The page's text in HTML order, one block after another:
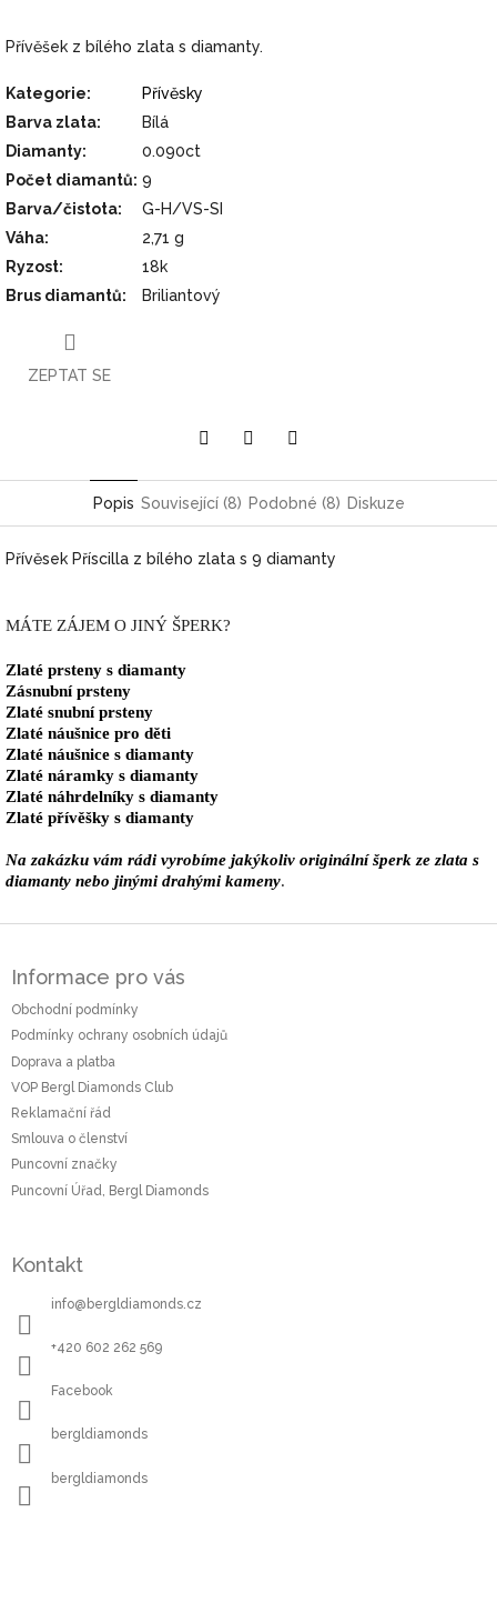
Přívěšek z bílého zlata s diamanty.
Kategorie:
Přívěsky
Barva zlata:
Bílá
Diamanty:
0.090ct
Počet diamantů: 9
Barva/čistota:
G-H/VS-SI
Váha:
2,71 g
Ryzost:
18k
Brus diamantů: Briliantový
ZEPTAT SE
Popis Související (8) Podobné (8) Diskuze
Přívěsek Příscilla z bílého zlata s 9 diamanty
MÁTE ZÁJEM O JINÝ ŠPERK?
Zlaté prsteny s diamanty
Zásnubní prsteny
Zlaté snubní prsteny
Zlaté náušnice pro děti
Zlaté náušnice s diamanty
Zlaté náramky s diamanty
Zlaté náhrdelníky s diamanty
Zlaté přívěšky s diamanty
Na zakázku vám rádi vyrobíme jakýkoliv originální šperk ze zlata s
diamanty nebo jinými drahými kameny.
Informace pro vás
Obchodní podmínky
Podmínky ochrany osobních údajů
Doprava a platba
VOP Bergl Diamonds Club
Reklamační řád
Smlouva o členství
Puncovní značky
Puncovní Úřad, Bergl Diamonds
Kontakt
info@ bergldiamonds.cz
+420 602 262 569
Facebook
bergldiamonds
bergldiamonds